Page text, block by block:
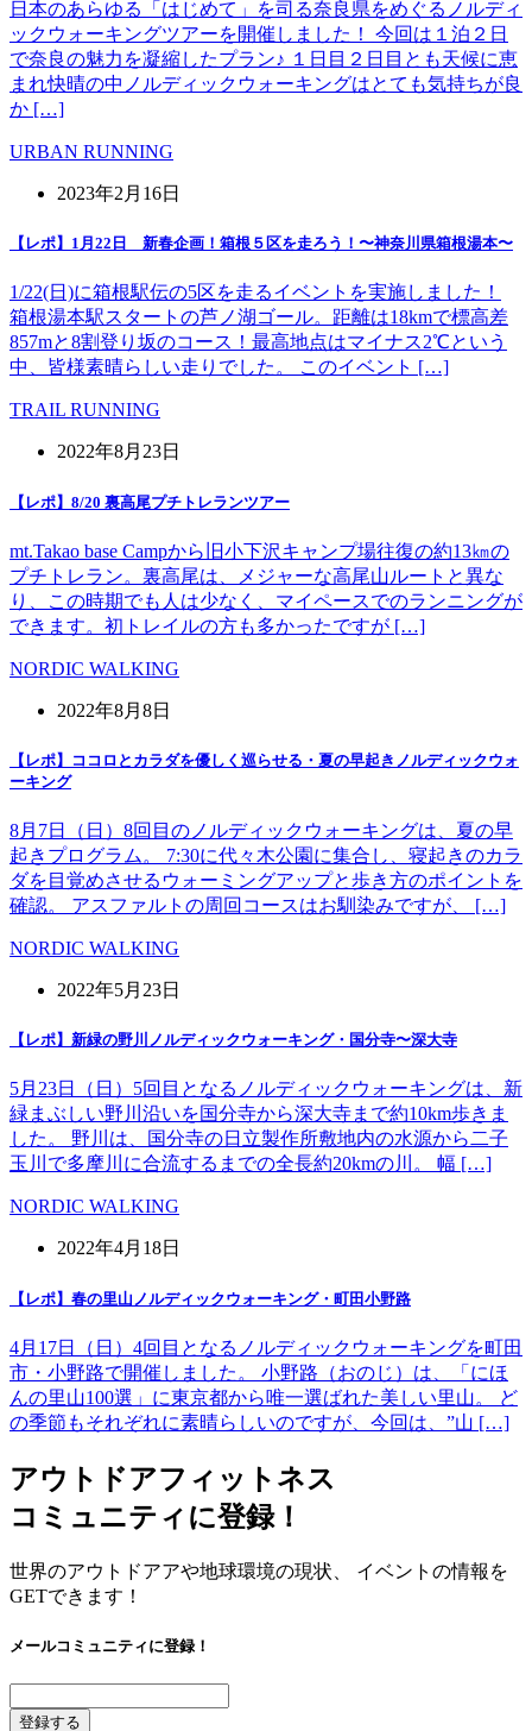
日本のあらゆる「はじめて」を司る奈良県をめぐるノルディ
ックウォーキングツアーを開催しました！ 今回は１泊２日
で奈良の魅力を凝縮したプラン♪ １日目２日目とも天候に恵
まれ快晴の中ノルディックウォーキングはとても気持ちが良
か […]
URBAN RUNNING
2023年2月16日
【レポ】1月22日 新春企画！箱根５区を走ろう！〜神奈川県箱根湯本〜
1/22(日)に箱根駅伝の5区を走るイベントを実施しました！
箱根湯本駅スタートの芦ノ湖ゴール。距離は18kmで標高差
857mと8割登り坂のコース！最高地点はマイナス2℃という
中、皆様素晴らしい走りでした。 このイベント […]
TRAIL RUNNING
2022年8月23日
【レポ】8/20 裏高尾プチトレランツアー
mt.Takao base Campから旧小下沢キャンプ場往復の約13㎞の
プチトレラン。裏高尾は、メジャーな高尾山ルートと異な
り、この時期でも人は少なく、マイペースでのランニングが
できます。初トレイルの方も多かったですが […]
NORDIC WALKING
2022年8月8日
【レポ】ココロとカラダを優しく巡らせる・夏の早起きノルディックウォ
ーキング
8月7日（日）8回目のノルディックウォーキングは、夏の早
起きプログラム。 7:30に代々木公園に集合し、寝起きのカラ
ダを目覚めさせるウォーミングアップと歩き方のポイントを
確認。 アスファルトの周回コースはお馴染みですが、 […]
NORDIC WALKING
2022年5月23日
【レポ】新緑の野川ノルディックウォーキング・国分寺〜深大寺
5月23日（日）5回目となるノルディックウォーキングは、新
緑まぶしい野川沿いを国分寺から深大寺まで約10km歩きま
した。 野川は、国分寺の日立製作所敷地内の水源から二子
玉川で多摩川に合流するまでの全長約20kmの川。 幅 […]
NORDIC WALKING
2022年4月18日
【レポ】春の里山ノルディックウォーキング・町田小野路
4月17日（日）4回目となるノルディックウォーキングを町田
市・小野路で開催しました。 小野路（おのじ）は、「にほ
んの里山100選」に東京都から唯一選ばれた美しい里山。 ど
の季節もそれぞれに素晴らしいのですが、今回は、”山 […]
アウトドアフィットネス
コミュニティに登録！
世界のアウトドアアや地球環境の現状、 イベントの情報を
GETできます！
メールコミュニティに登録！